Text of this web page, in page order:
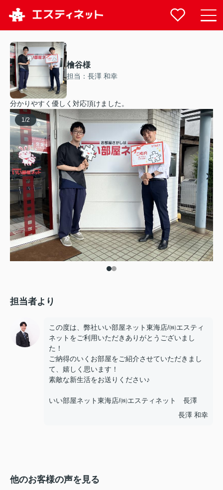
檜谷様
担当：長澤 和幸
分かりやすく優しく対応頂けました。
1 /2
担当者より
この度は、弊社いい部屋ネット東海店/㈱エスティ
ネットをご利用いただきありがとうございまし
た！
ご納得のいくお部屋をご紹介させていただきまし
て、嬉しく思います！
素敵な新生活をお送りください♪
いい部屋ネット東海店/㈱エスティネット 長澤
長澤 和幸
他のお客様の声を見る